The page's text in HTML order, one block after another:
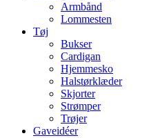
Armbånd
Lommesten
Tøj
Bukser
Cardigan
Hjemmesko
Halstørklæder
Skjorter
Strømper
Trøjer
Gaveidéer